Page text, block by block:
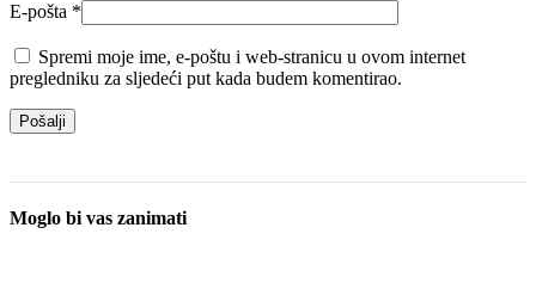
E-pošta *
Spremi moje ime, e-poštu i web-stranicu u ovom internet
pregledniku za sljedeći put kada budem komentirao.
Moglo bi vas zanimati